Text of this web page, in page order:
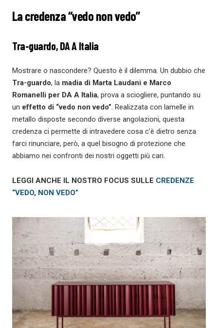
La credenza “vedo non vedo”
Tra-guardo, DA A Italia
Mostrare o nascondere? Questo è il dilemma. Un dubbio che
Tra-guardo, la madia di Marta Laudani e Marco
Romanelli per DA A Italia, prova a sciogliere, puntando su
un effetto di “vedo non vedo”. Realizzata con lamelle in
metallo disposte secondo diverse angolazioni, questa
credenza ci permette di intravedere cosa c’è dietro senza
farci rinunciare, però, a quel bisogno di protezione che
abbiamo nei confronti dei nostri oggetti più cari.
LEGGI ANCHE IL NOSTRO FOCUS SULLE CREDENZE
“VEDO, NON VEDO”